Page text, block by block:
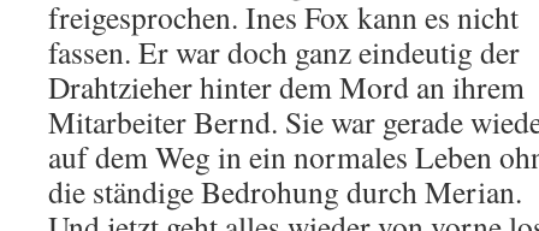
freigesprochen. Ines Fox kann es nicht
fassen. Er war doch ganz eindeutig der
Drahtzieher hinter dem Mord an ihrem
Mitarbeiter Bernd. Sie war gerade
auf dem Weg in ein normales Leben
die ständige Bedrohung durch Merian.